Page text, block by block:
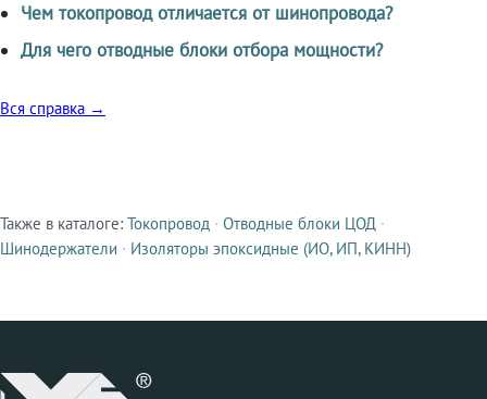
Чем токопровод отличается от шинопровода?
Для чего отводные блоки отбора мощности?
Вся справка →
Смежные продукты
Также в каталоге: Токопровод · Отводные блоки ЦОД ·
Шинодержатели · Изоляторы эпоксидные (ИО, ИП, КИНН)